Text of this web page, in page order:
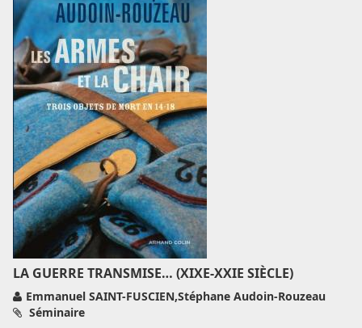
LA GUERRE TRANSMISE… (XIXE-XXIE SIÈCLE)
Emmanuel SAINT-FUSCIEN,Stéphane Audoin-Rouzeau
Séminaire